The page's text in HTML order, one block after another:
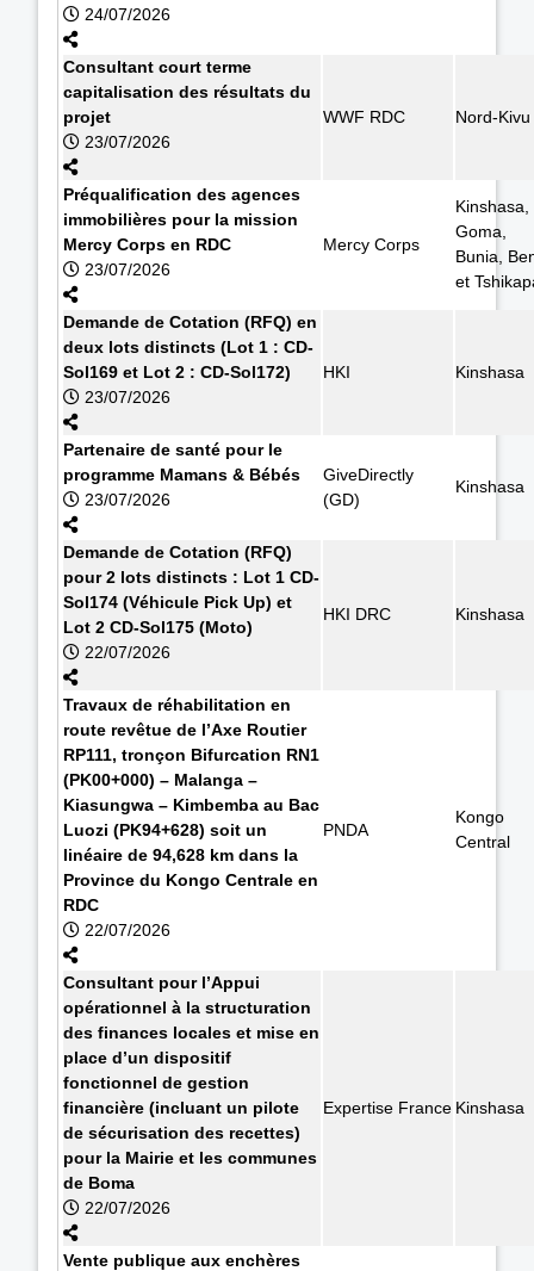
24/07/2026
Consultant court terme
capitalisation des résultats du
projet
23/07/2026
WWF RDC Nord-Kivu
Préqualification des agences
immobilières pour la mission
Mercy Corps en RDC
23/07/2026
Mercy Corps
Kinshasa,
Goma,
Bunia,
et
Demande de Cotation (RFQ) en
deux lots distincts (Lot 1 : CD-
Sol169 et Lot 2 : CD-Sol172)
23/07/2026
HKI Kinshasa
Partenaire de santé pour le
programme Mamans & Bébés
23/07/2026
GiveDirectly
(GD)
Kinshasa
Demande de Cotation (RFQ)
pour 2 lots distincts : Lot 1 CD-
Sol174 (Véhicule Pick Up) et
Lot 2 CD-Sol175 (Moto)
22/07/2026
HKI DRC Kinshasa
Travaux de réhabilitation en
route revêtue de l’Axe Routier
RP111, tronçon Bifurcation RN1
(PK00+000) – Malanga –
Kiasungwa – Kimbemba au Bac
Luozi (PK94+628) soit un
linéaire de 94,628 km dans la
Province du Kongo Centrale en
RDC
22/07/2026
PNDA
Kongo
Central
Consultant pour l’Appui
opérationnel à la structuration
des finances locales et mise en
place d’un dispositif
fonctionnel de gestion
financière (incluant un pilote
de sécurisation des recettes)
pour la Mairie et les communes
de Boma
22/07/2026
Expertise France Kinshasa
Vente publique aux enchères